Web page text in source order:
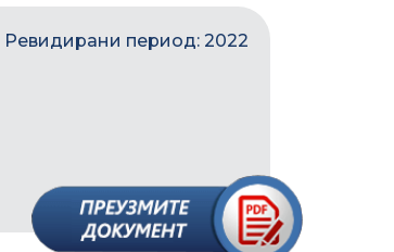
Ревидирани период: 2022